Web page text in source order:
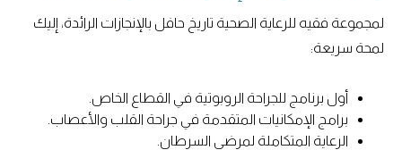
لمجموعة فقيه للرعاية الصحية تاريخ حافل بالإنجازات الرائدة، إليك
لمحة سريعة:
أول برنامج للجراحة الروبوتية في القطاع الخاص.
برامج الإمكانيات المتقدمة في جراحة القلب والأعصاب.
الرعاية المتكاملة لمرضى السرطان.